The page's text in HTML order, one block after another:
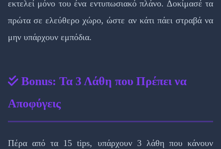
εκτελεί μόνο του ένα εντυπωσιακό πλάνο. Δοκίμασέ τα
πρώτα σε ελεύθερο χώρο, ώστε αν κάτι πάει στραβά να
μην υπάρχουν εμπόδια.
Bonus: Τα 3 Λάθη που Πρέπει να
Αποφύγεις
Πέρα από τα 15 tips, υπάρχουν 3 λάθη που κάνουν